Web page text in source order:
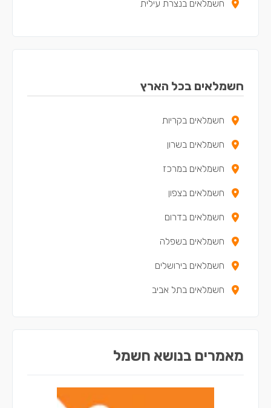
חשמלאים בנצרת עילית
חשמלאים בקריית ים
חשמלאים בצפת
חשמלאים במגדל העמק
חשמלאים בנשר
חשמלאים בקריית שמונה
חשמלאים במעלות-תרשיחא
חשמלאים ביקנעם עילית
חשמלאים בטירת כרמל
חשמלאים בבית שאן
חשמלאים בנצרת
חשמלאים בקריית חיים
חשמלאים בדאלית אל-כרמל
חשמלאים בכל הארץ
חשמלאים בקריות
חשמלאים בשרון
חשמלאים במרכז
חשמלאים בצפון
חשמלאים בדרום
חשמלאים בשפלה
חשמלאים בירושלים
חשמלאים בתל אביב
מאמרים בנושא חשמל